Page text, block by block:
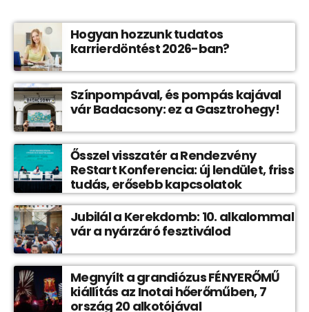
Hogyan hozzunk tudatos
karrierdöntést 2026-ban?
Színpompával, és pompás kajával
vár Badacsony: ez a Gasztrohegy!
Ősszel visszatér a Rendezvény
ReStart Konferencia: új lendület, friss
tudás, erősebb kapcsolatok
Jubilál a Kerekdomb: 10. alkalommal
vár a nyárzáró fesztiválod
Megnyílt a grandiózus FÉNYERŐMŰ
kiállítás az Inotai hőerőműben, 7
ország 20 alkotójával